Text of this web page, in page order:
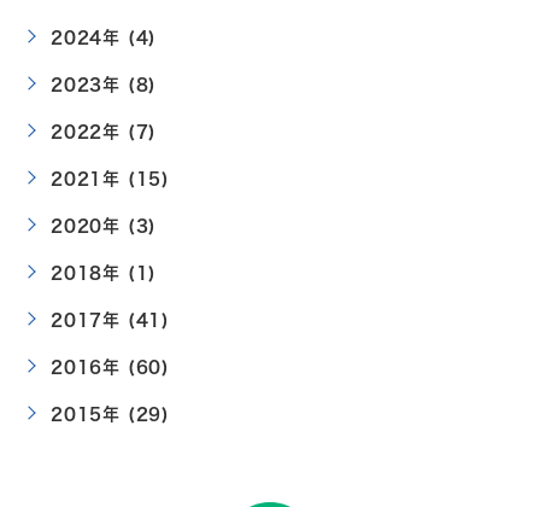
2024年 (4)
2023年 (8)
2022年 (7)
2021年 (15)
2020年 (3)
2018年 (1)
2017年 (41)
2016年 (60)
2015年 (29)